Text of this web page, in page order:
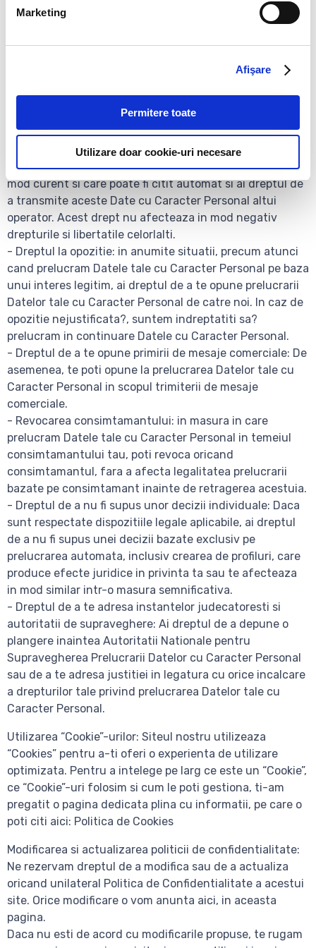
Marketing
Afişare
Permitere toate
Utilizare doar cookie-uri necesare
imediat Datele tale cu Caracter Personal.
dispozitiile legale aplicabile, poti solicita sa restrictionam
prelucrarea Datelor tale cu Caracter Personal.
datele personale sunt prelucrate in baza
consimtamantului tau sau pentru executarea
contractului si prelucrarea se face prin mijloace
automate, ai dreptul ca Datele tale cu Caracter Personal
sa iti fie furnizate intr-un format structurat, utilizat in
mod curent si care poate fi citit automat si ai dreptul de
a transmite aceste Date cu Caracter Personal altui
operator. Acest drept nu afecteaza in mod negativ
drepturile si libertatile celorlalti.
- Dreptul la opozitie: in anumite situatii, precum atunci
cand prelucram Datele tale cu Caracter Personal pe baza
unui interes legitim, ai dreptul de a te opune prelucrarii
Datelor tale cu Caracter Personal de catre noi. In caz de
opozitie nejustificata?, suntem indreptatiti sa?
prelucram in continuare Datele cu Caracter Personal.
- Dreptul de a te opune primirii de mesaje comerciale: De
asemenea, te poti opune la prelucrarea Datelor tale cu
Caracter Personal in scopul trimiterii de mesaje
comerciale.
- Revocarea consimtamantului: in masura in care
prelucram Datele tale cu Caracter Personal in temeiul
consimtamantului tau, poti revoca oricand
consimtamantul, fara a afecta legalitatea prelucrarii
bazate pe consimtamant inainte de retragerea acestuia.
- Dreptul de a nu fi supus unor decizii individuale: Daca
sunt respectate dispozitiile legale aplicabile, ai dreptul
de a nu fi supus unei decizii bazate exclusiv pe
prelucrarea automata, inclusiv crearea de profiluri, care
produce efecte juridice in privinta ta sau te afecteaza
in mod similar intr-o masura semnificativa.
- Dreptul de a te adresa instantelor judecatoresti si
autoritatii de supraveghere: Ai dreptul de a depune o
plangere inaintea Autoritatii Nationale pentru
Supravegherea Prelucrarii Datelor cu Caracter Personal
sau de a te adresa justitiei in legatura cu orice incalcare
a drepturilor tale privind prelucrarea Datelor tale cu
Caracter Personal.
Utilizarea “Cookie”-urilor: Siteul nostru utilizeaza
“Cookies” pentru a-ti oferi o experienta de utilizare
optimizata. Pentru a intelege pe larg ce este un “Cookie”,
ce “Cookie”-uri folosim si cum le poti gestiona, ti-am
pregatit o pagina dedicata plina cu informatii, pe care o
poti citi aici: Politica de Cookies
Modificarea si actualizarea politicii de confidentialitate:
Ne rezervam dreptul de a modifica sau de a actualiza
oricand unilateral Politica de Confidentialitate a acestui
site. Orice modificare o vom anunta aici, in aceasta
pagina.
Daca nu esti de acord cu modificarile propuse, te rugam